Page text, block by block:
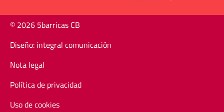
© 2026 5barricas CB
Diseño: integral comunicación
Nota legal
Política de privacidad
Uso de cookies